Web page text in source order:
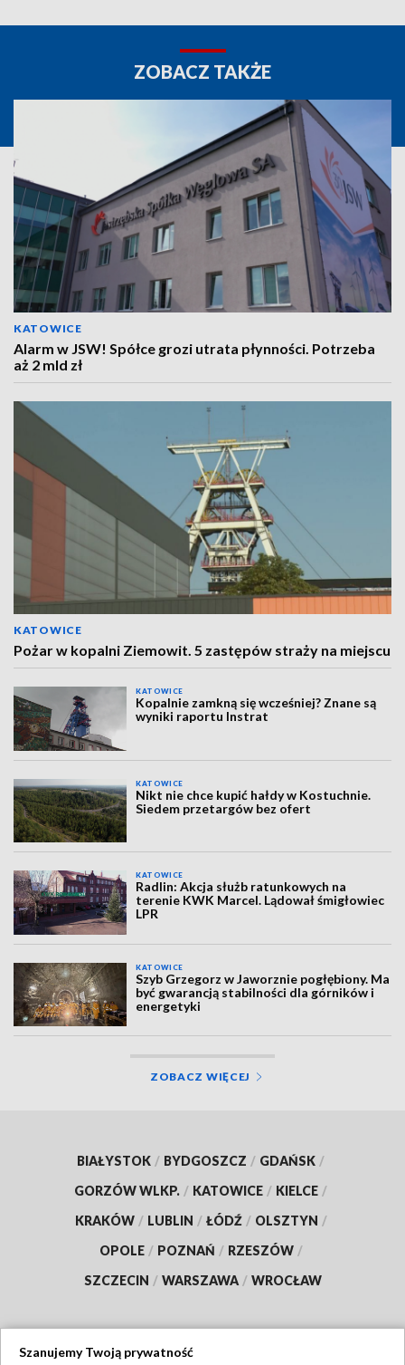
ZOBACZ TAKŻE
KATOWICE
Alarm w JSW! Spółce grozi utrata płynności. Potrzeba
aż 2 mld zł
KATOWICE
Pożar w kopalni Ziemowit. 5 zastępów straży na miejscu
KATOWICE
Kopalnie zamkną się wcześniej? Znane są
wyniki raportu Instrat
KATOWICE
Nikt nie chce kupić hałdy w Kostuchnie.
Siedem przetargów bez ofert
KATOWICE
Radlin: Akcja służb ratunkowych na
terenie KWK Marcel. Lądował śmigłowiec
LPR
KATOWICE
Szyb Grzegorz w Jaworznie pogłębiony. Ma
być gwarancją stabilności dla górników i
energetyki
ZOBACZ WIĘCEJ
BIAŁYSTOK / BYDGOSZCZ / GDAŃSK /
GORZÓW WLKP. / KATOWICE / KIELCE /
KRAKÓW / LUBLIN / ŁÓDŹ / OLSZTYN /
OPOLE / POZNAŃ / RZESZÓW /
SZCZECIN / WARSZAWA / WROCŁAW
Szanujemy Twoją prywatność